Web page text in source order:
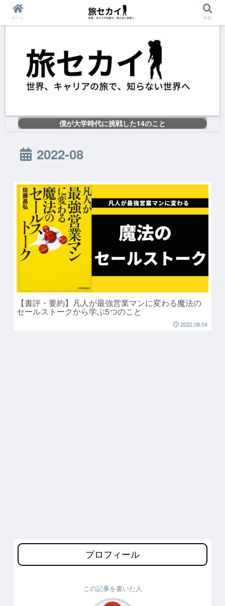
僕が大学時代に挑戦した14のこと
2022-08
【書評・要約】凡人が最強営業マンに変わる魔法の
セールストークから学ぶ5つのこと
2022.08.04
プロフィール
この記事を書いた人
ホーム 検索